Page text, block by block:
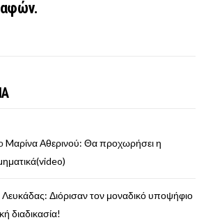
Mαρίνα Αθερινού: Θα προχωρήσει η
Διόρισαν τον μοναδικό υποψήφιο
διαδικασία!